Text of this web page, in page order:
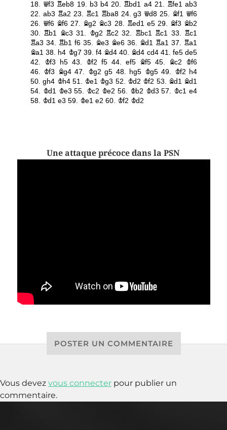
Une attaque précoce dans la PSN
POSTER UN COMMENTAIRE
Vous devez vous connecter pour publier un
commentaire.